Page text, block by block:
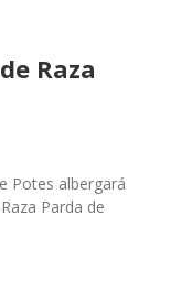
Raza
Potes albergará
Parda de